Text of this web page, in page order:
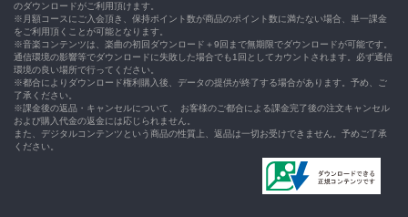
のダウンロードがご利用頂けます。
※月額コースにご入会頂き、保持ポイント数が商品のポイント数に満たない場合、単一課金
をご利用頂くことが可能となります。
※音楽コンテンツは、楽曲の初回ダウンロード＋9回まで無期限でダウンロードが可能です。
通信環境の影響等でダウンロードに失敗した場合でも1回としてカウントされます。必ず通信
環境の良い場所で行ってください。
※都合によりダウンロード権利購入後、データの提供が終了する場合があります。予め、ご
了承ください。
※課金後の返品・キャンセルについて、 お客様のご都合による課金完了後の注文キャンセル
および購入代金の返金には応じられません。
また、デジタルコンテンツという商品の性質上、返品は一切お受けできません。予めご了承
ください。